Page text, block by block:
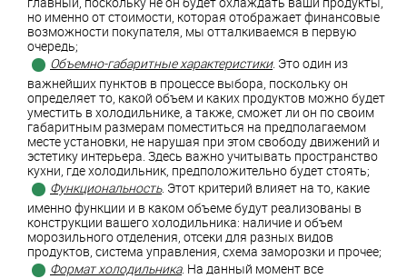
но именно от стоимости, которая отображает финансовые
возможности покупателя, мы отталкиваемся в первую
очередь;
Объемно-габаритные характеристики. Это один из
важнейших пунктов в процессе выбора, поскольку он
определяет то, какой объем и каких продуктов можно будет
уместить в холодильнике, а также, сможет ли он по своим
габаритным размерам поместиться на предполагаемом
месте установки, не нарушая при этом свободу движений и
эстетику интерьера. Здесь важно учитывать пространство
кухни, где холодильник, предположительно будет стоять;
Функциональность. Этот критерий влияет на то, какие
именно функции и в каком объеме будут реализованы в
конструкции вашего холодильника: наличие и объем
морозильного отделения, отсеки для разных видов
продуктов, система управления, схема заморозки и прочее;
Формат холодильника. На данный момент все